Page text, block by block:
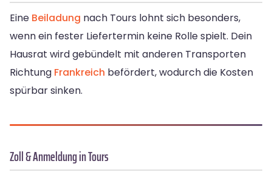
Eine Beiladung nach Tours lohnt sich besonders,
wenn ein fester Liefertermin keine Rolle spielt. Dein
Hausrat wird gebündelt mit anderen Transporten
Richtung Frankreich befördert, wodurch die Kosten
spürbar sinken.
Zoll & Anmeldung in Tours